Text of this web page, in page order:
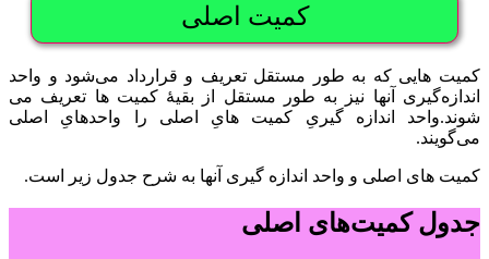
کمیت اصلی
کمیت هایی که به طور مستقل تعریف و قرارداد می‌شود و واحد
اندازه‌گیری آنها نیز به طور مستقل از بقیۀ کمیت ها تعریف می
شوند.واحد اندازه گیریِ کمیت هایِ اصلی را واحدهایِ اصلی
می‌گویند.
کمیت های اصلی و واحد اندازه گیری آنها به شرح جدول زیر است.
جدول کمیت‌های اصلی